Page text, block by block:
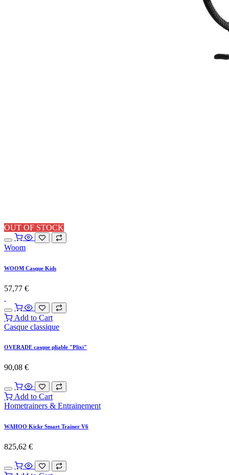
OUT OF STOCK
Woom
WOOM Casque Kids
57,77 €
Add to Cart
Casque classique
OVERADE casque pliable "Plixi"
90,08 €
Add to Cart
Hometrainers & Entrainement
WAHOO Kickr Smart Trainer V6
825,62 €